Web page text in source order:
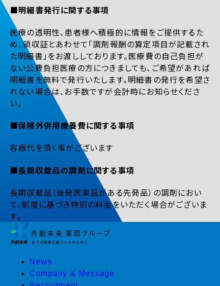
■明細書発行に関する事項
医療の透明性、患者様へ積極的に情報をご提供するた
め、領収証とあわせて「調剤報酬の算定項目が記載され
た明細書」をお渡ししております。医療費の自己負担が
ない公費負担医療の方につきましても、ご希望があれば
明細書を無料で発行いたします。明細書の発行を希望さ
れない場合は、お手数ですが会計時にお知らせくださ
い。
■保険外併用療養費に関する事項
容器代を頂く事がございます
■長期収載品の調剤に関する事項
長期収載品（後発医薬品がある先発品）の調剤におい
て、制度に基づき特別の料金をいただく場合がございま
す。
News
Company & Message